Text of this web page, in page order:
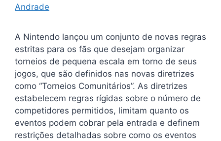
Andrade
A Nintendo lançou um conjunto de novas regras
estritas para os fãs que desejam organizar
torneios de pequena escala em torno de seus
jogos, que são definidos nas novas diretrizes
como “Torneios Comunitários”. As diretrizes
estabelecem regras rígidas sobre o número de
competidores permitidos, limitam quanto os
eventos podem cobrar pela entrada e definem
restrições detalhadas sobre como os eventos